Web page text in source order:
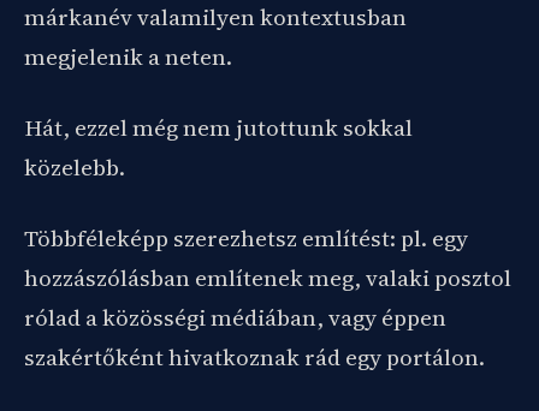
márkanév valamilyen kontextusban
megjelenik a neten.
Hát, ezzel még nem jutottunk sokkal
közelebb.
Többféleképp szerezhetsz említést: pl. egy
hozzászólásban említenek meg, valaki posztol
rólad a közösségi médiában, vagy éppen
szakértőként hivatkoznak rád egy portálon.